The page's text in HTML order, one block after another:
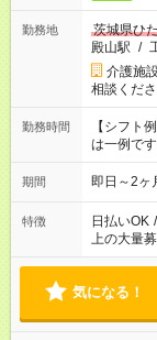
勤務地
茨城県ひ
殿山駅 /
介護施
相談くだ
勤務時間
【シフト
は一例で
期間 即日～2ヶ
特徴 日払いOK /
上の大量
気になる！